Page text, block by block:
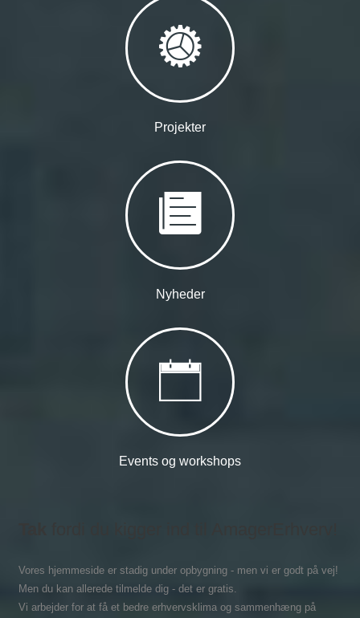
Projekter
Nyheder
Events og workshops
Vores hjemmeside er stadig under opbygning - men vi er godt på vej!
Men du kan allerede tilmelde dig - det er gratis.
Vi arbejder for at få et bedre erhvervsklima og sammenhæng på